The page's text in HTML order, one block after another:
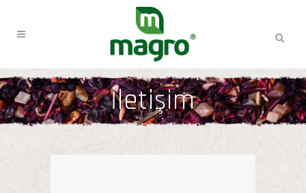
İletişim